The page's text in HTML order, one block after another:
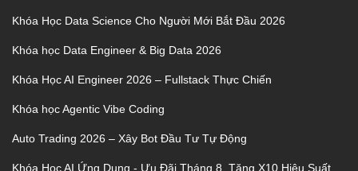
Khóa Học Data Science Cho Người Mới Bắt Đầu 2026
Khóa học Data Engineer & Big Data 2026
Khóa Học AI Engineer 2026 – Fullstack Thực Chiến
Khóa học Agentic Vibe Coding
Auto Trading 2026 – Xây Bot Đầu Tư Tự Động
Khóa Học AI Ứng Dụng - Ưu Đãi Tháng 8, Tăng X10 Hiệu Suất